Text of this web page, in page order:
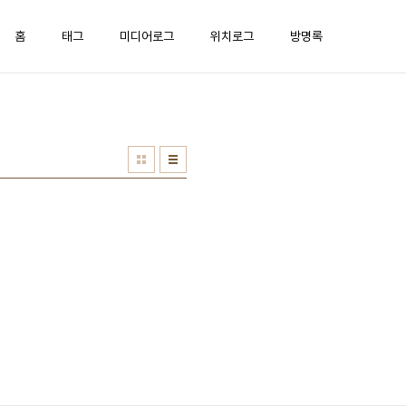
홈 태그 미디어로그 위치로그 방명록